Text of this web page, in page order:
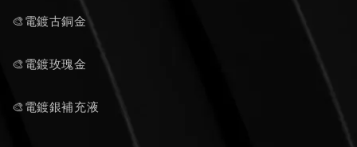
🎨電鍍古銅金
🎨電鍍玫瑰金
🎨電鍍銀補充液